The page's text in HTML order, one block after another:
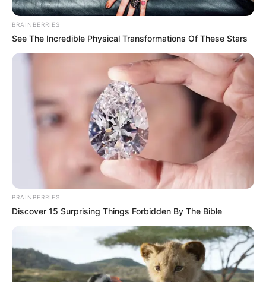
BRAINBERRIES
See The Incredible Physical Transformations Of These Stars
BRAINBERRIES
Discover 15 Surprising Things Forbidden By The Bible